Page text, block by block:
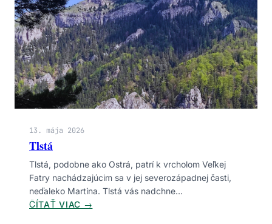
Fauna a monitoring
Ochrana prírody
Projekty
Správy a oznámenia
ZNAČKY
Manažment
Medveď
Obojživelníky
Šelmy Turistika
Výskum
13. mája 2026
Tlstá
Tlstá, podobne ako Ostrá, patrí k vrcholom Veľkej
Fatry nachádzajúcim sa v jej severozápadnej časti,
neďaleko Martina. Tlstá vás nadchne…
ČÍTAŤ VIAC →